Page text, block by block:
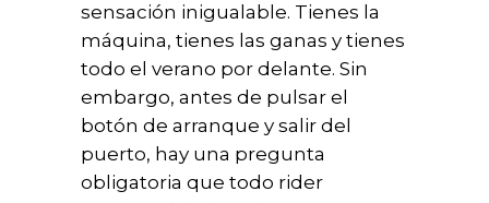
sensación inigualable. Tienes la
máquina, tienes las ganas y tienes
todo el verano por delante. Sin
embargo, antes de pulsar el
botón de arranque y salir del
puerto, hay una pregunta
obligatoria que todo rider